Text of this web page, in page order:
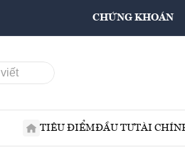
CHỨNG KHOÁN
TIÊU ĐIỂMĐẦU TƯTÀI